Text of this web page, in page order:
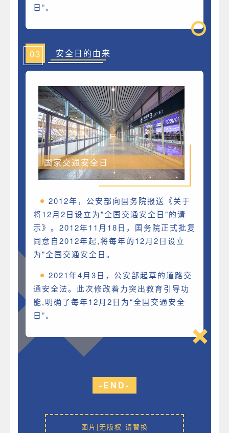
日”。
03 安全日的由来
国家交通安全日
2012年，公安部向国务院报送《关于
将12月2日设立为"全国交通安全日"的请
示》。2012年11月18日，国务院正式批复
同意自2012年起,将每年的12月2日设立
为"全国交通安全日。
2021年4月3日，公安部起草的道路交
通安全法。此次修改着力突出教育引导功
能,明确了每年12月2日为“全国交通安全
日”。
-END-
图片|无版权 请替换